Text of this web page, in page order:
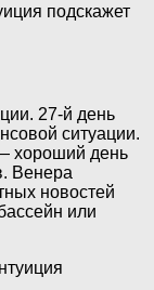
подскажет
27-й день
ситуации.
хороший день
Венера
новостей
или